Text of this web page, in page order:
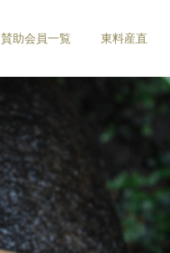
賛助会員一覧 東料産直